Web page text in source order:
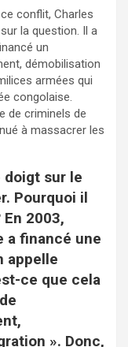
conflit, Charles
la question. Il a
un
démobilisation
armées qui
congolaise.
de criminels de
à massacrer les
doigt sur le
Pourquoi il
2003,
a financé une
appelle
ce que cela
». Donc,